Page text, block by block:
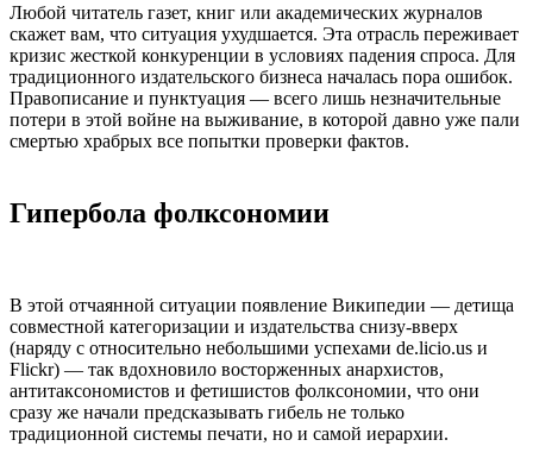
Любой читатель газет, книг или академических журналов
скажет вам, что ситуация ухудшается. Эта отрасль переживает
кризис жесткой конкуренции в условиях падения спроса. Для
традиционного издательского бизнеса началась пора ошибок.
Правописание и пунктуация — всего лишь незначительные
потери в этой войне на выживание, в которой давно уже пали
смертью храбрых все попытки проверки фактов.
Гипербола фолксономии
В этой отчаянной ситуации появление Википедии — детища
совместной категоризации и издательства снизу-вверх
(наряду с относительно небольшими успехами de.licio.us и
Flickr) — так вдохновило восторженных анархистов,
антитаксономистов и фетишистов фолксономии, что они
сразу же начали предсказывать гибель не только
традиционной системы печати, но и самой иерархии.